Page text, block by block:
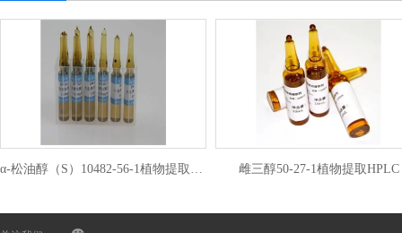
α-松油醇（S）10482-56-1植物提取HPLC 雌三醇50-27-1植物提取HPLC